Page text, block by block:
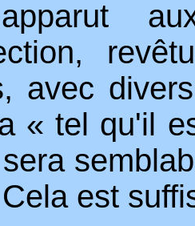
avec
« tel qu'il
est